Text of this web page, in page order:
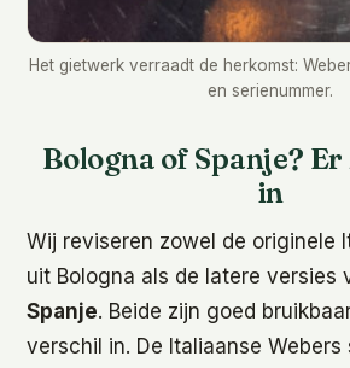
Het gietwerk verraadt de herkomst:
en serienummer.
Bologna of Spanje?
in
Wij reviseren zowel de originele
uit Bologna als de latere versies
Spanje. Beide zijn goed
verschil in. De Italiaanse Webers